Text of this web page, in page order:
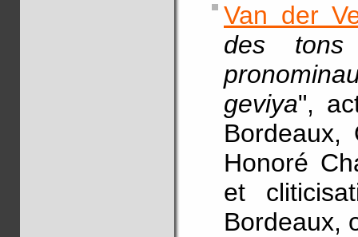
Van der
des
geviya",
Bordeaux,
Honoré
et
Bordeaux,